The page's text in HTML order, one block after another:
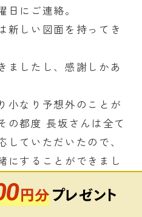
日にご連絡。
新しい図面を持ってき
ましたし、感謝しかあ
小なり予想外のことが
の都度 長坂さんは全て
ていただいたので、
にすることができまし